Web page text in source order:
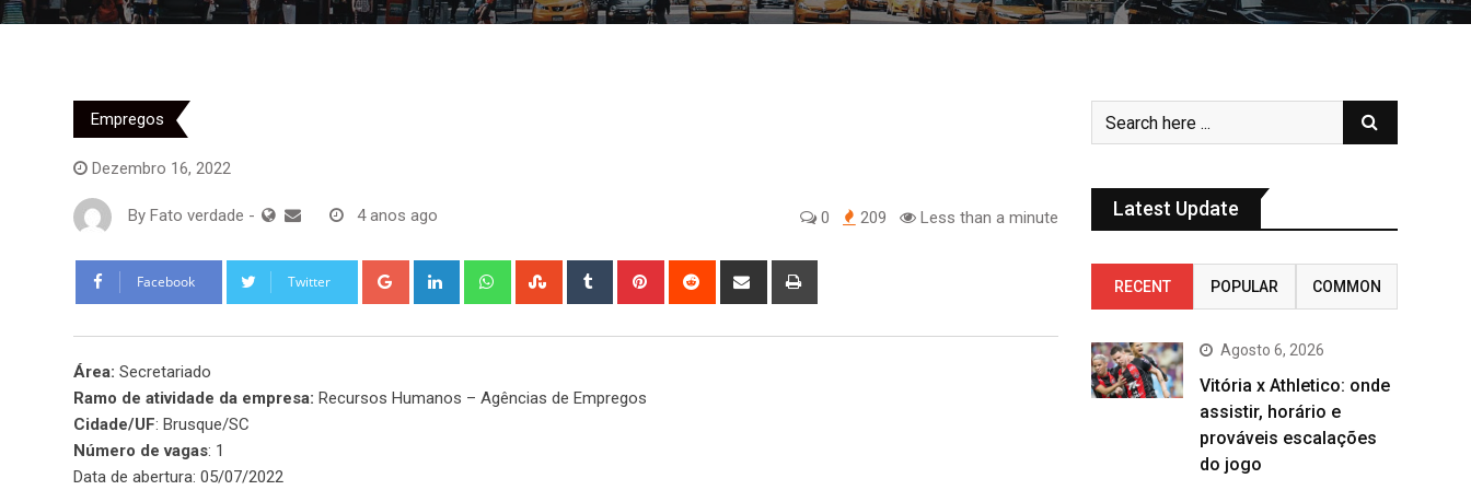
Empregos
Dezembro 16, 2022
By Fato verdade - 4 anos ago 0 209 Less than a minute
Facebook Twitter Google+ LinkedIn WhatsappStumbleUpon
Tumblr Pinterest Reddit
Share
Área: Secretariado
Ramo de atividade da empresa: Recursos Humanos – Agências de Empregos
Cidade/UF: Brusque/SC
Número de vagas: 1
Data de abertura: 05/07/2022
Latest Update
RECENT POPULAR COMMON
Agosto 6, 2026
Vitória x Athletico: onde
assistir, horário e
prováveis escalações
do jogo